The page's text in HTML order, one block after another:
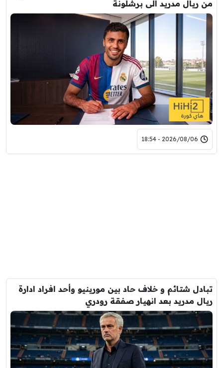
من ريال مدريد الى برشلونة
2026/08/06 - 18:54
تبادل شتائم و خلاف حاد بين مورينيو وأحد افراد ادارة
ريال مدريد بعد انهيار صفقة رودري